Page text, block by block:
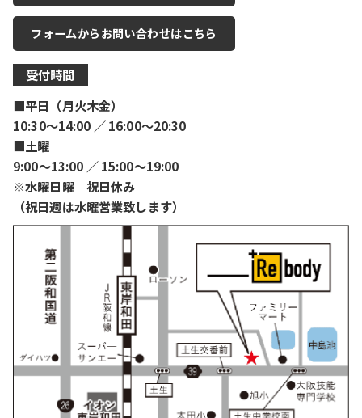
フォームからお問い合わせはこちら
受付時間
■平日（月火木金）
10:30〜14:00 ／ 16:00〜20:30
■土曜
9:00〜13:00 ／ 15:00〜19:00
※水曜日曜 祝日休み
（祝日週は水曜営業致します）